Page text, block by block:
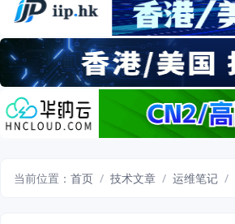
当前位置： 首页 / 技术文章 / 运维笔记 /